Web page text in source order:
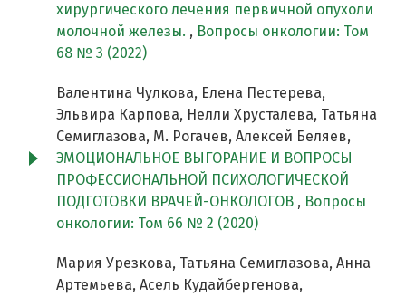
хирургического лечения первичной опухоли
молочной железы. , Вопросы онкологии: Том
68 № 3 (2022)
Валентина Чулкова, Елена Пестерева,
Эльвира Карпова, Нелли Хрусталева, Татьяна
Семиглазова, М. Рогачев, Алексей Беляев,
ЭМОЦИОНАЛЬНОЕ ВЫГОРАНИЕ И ВОПРОСЫ
ПРОФЕССИОНАЛЬНОЙ ПСИХОЛОГИЧЕСКОЙ
ПОДГОТОВКИ ВРАЧЕЙ-ОНКОЛОГОВ , Вопросы
онкологии: Том 66 № 2 (2020)
Мария Урезкова, Татьяна Семиглазова, Анна
Артемьева, Асель Кудайбергенова,